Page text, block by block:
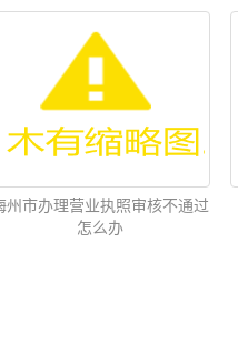
州市办理营业执照审核不通过
怎么办